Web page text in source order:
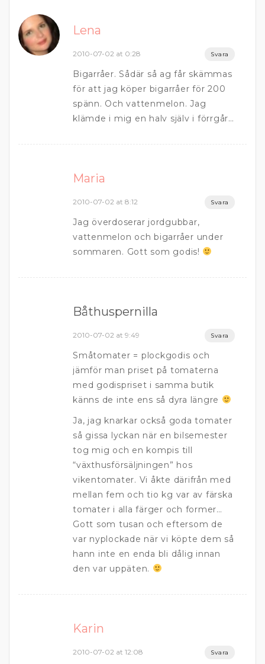
Lena
2010-07-02 at 0:28 Svara
Bigarråer. Sådär så ag får skämmas
för att jag köper bigarråer för 200
spänn. Och vattenmelon. Jag
klämde i mig en halv själv i förrgår…
Maria
2010-07-02 at 8:12 Svara
Jag överdoserar jordgubbar,
vattenmelon och bigarråer under
sommaren. Gott som godis!
Båthuspernilla
2010-07-02 at 9:49 Svara
Småtomater = plockgodis och
jämför man priset på tomaterna
med godispriset i samma butik
känns de inte ens så dyra längre
Ja, jag knarkar också goda tomater
så gissa lyckan när en bilsemester
tog mig och en kompis till
“växthusförsäljningen” hos
vikentomater. Vi åkte därifrån med
mellan fem och tio kg var av färska
tomater i alla färger och former…
Gott som tusan och eftersom de
var nyplockade när vi köpte dem så
hann inte en enda bli dålig innan
den var uppäten.
Karin
2010-07-02 at 12:08 Svara